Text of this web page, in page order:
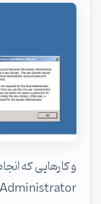
و کارهایی که
Administrator ست کردم و IP رو هم دستی دادم